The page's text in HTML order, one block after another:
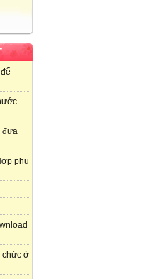
đưa
phụ
chức ở